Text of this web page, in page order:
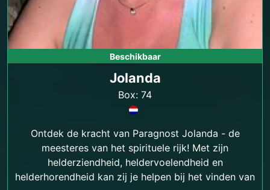
Beschikbaar
Jolanda
Box: 74
Ontdek de kracht van Paragnost Jolanda - de
meesteres van het spirituele rijk! Met zijn
helderziendheid, heldervoelendheid en
helderhorendheid kan zij je helpen bij het vinden van